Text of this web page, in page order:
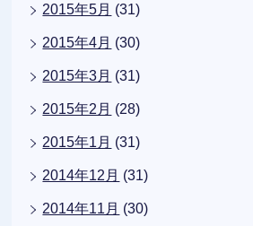
2015年5月 (31)
2015年4月 (30)
2015年3月 (31)
2015年2月 (28)
2015年1月 (31)
2014年12月 (31)
2014年11月 (30)